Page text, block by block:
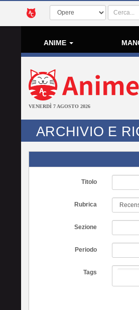
ANIME
VENERDÌ 7 AGOSTO 2026
ARCHIVIO E
Titolo
Rubrica
Sezione
Periodo
Tags